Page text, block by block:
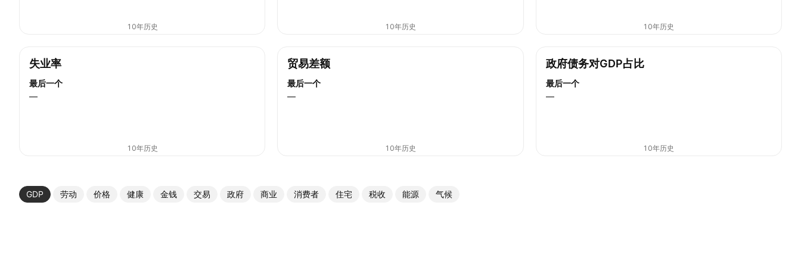
10年历史 10年历史 10年历史
失业率
最后一个
—
10年历史
贸易差额
最后一个
—
10年历史
政府债务对GDP占比
最后一个
—
10年历史
GDP 劳动 价格 健康 金钱 交易 政府 商业 消费者 住宅 税收 能源 气候
更多